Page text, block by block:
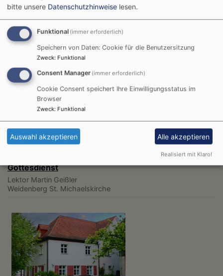
Unser Dekanat
Die nächsten Veranstaltungen
Gottesdienst
Lektor Martin Geißler
Weidenberg St. Michaelskirche
bitte unsere Datenschutzhinweise lesen.
Funktional (immer erforderlich)
Speichern von Daten: Cookie für die Benutzersitzung
Zweck: Funktional
Consent Manager (immer erforderlich)
Cookie Consent speichert Ihre Einwilligungsstatus im
Browser
Zweck: Funktional
Auswahl akzeptieren Alle akzeptieren
Realisiert mit Klaro!